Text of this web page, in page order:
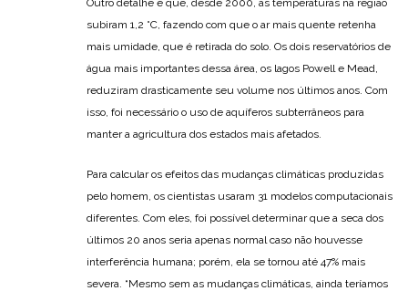
subiram 1,2 °C, fazendo com que o ar mais quente retenha
mais umidade, que é retirada do solo. Os dois reservatórios de
água mais importantes dessa área, os lagos Powell e Mead,
reduziram drasticamente seu volume nos últimos anos. Com
isso, foi necessário o uso de aquíferos subterrâneos para
manter a agricultura dos estados mais afetados.
Para calcular os efeitos das mudanças climáticas produzidas
pelo homem, os cientistas usaram 31 modelos computacionais
diferentes. Com eles, foi possível determinar que a seca dos
últimos 20 anos seria apenas normal caso não houvesse
interferência humana; porém, ela se tornou até 47% mais
severa. “Mesmo sem as mudanças climáticas, ainda teríamos